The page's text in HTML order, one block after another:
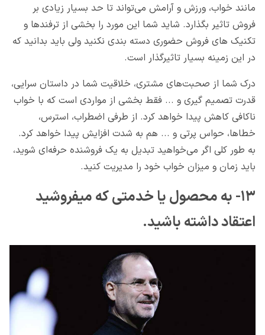
مانند خواب، ورزش و آرامش می‌تواند تا حد بسیار زیادی بر
فروش تاثیر بگذارد. شاید شما این مورد را بخشی از ترفندها و
تکنیک های فروش حضوری دسته بندی نکنید ولی باید بدانید که
در این زمینه بسیار تاثیرگذار است.
درک شما از صحبت‌های مشتری، خلاقیت شما در داستان سرایی،
قدرت تصمیم گیری و ... فقط بخشی از مواردی است که با خواب
ناکافی کاهش پیدا خواهد کرد. از طرفی اضطراب، استرس،
خطاها، حواس پرتی و ... هم به شدت افزایش پیدا خواهد کرد.
به طور کلی اگر می‌خواهید تبدیل به یک فروشنده حرفه‌ای شوید،
باید زمان و میزان خواب خود را مدیریت کنید.
۱۳- به محصول یا خدمتی که میفروشید
اعتقاد داشته باشید.